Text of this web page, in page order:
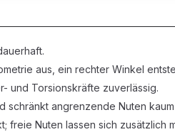
aus, ein rechter Winkel
und Torsionskräfte zuverlässig.
schränkt angrenzende Nuten kaum
Nuten lassen sich zusätzlich